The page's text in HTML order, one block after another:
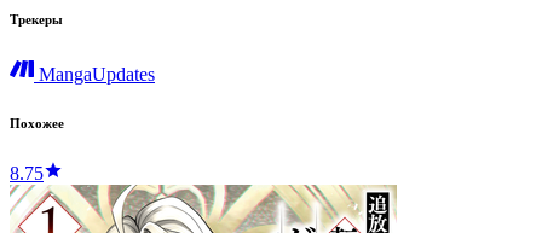
Трекеры
MangaUpdates
Похожее
8.75